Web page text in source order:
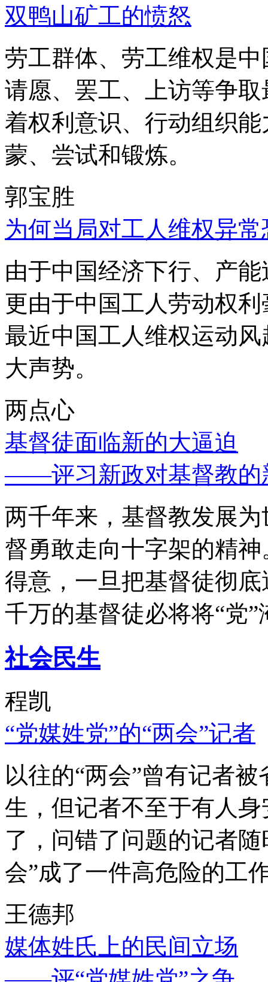
双鸭山矿工的愤怒
劳工群体、劳工维权是
请愿、罢工、上访等争
着权利意识、行动组织
蒙、尝试和锻炼。
郭宝胜
为何当局对工人维权异
由于中国经济下行、产
更由于中国工人劳动权
最近中国工人维权运动
大声势。
两点心
基督徒面临新的大逼迫
——评习新政对基督教的
两千年来，基督教发展
督勇敢走向十字架的精
得意，一旦把基督徒彻
千万的基督徒必将将“党”
社会民生
程凯
“党媒姓党”的“两会”记者
以往的“两会”曾有记者
生，但记者不至于有人
了，问错了问题的记者
会”成了一件高危险的工
王德邦
媒体姓氏上的民间立场